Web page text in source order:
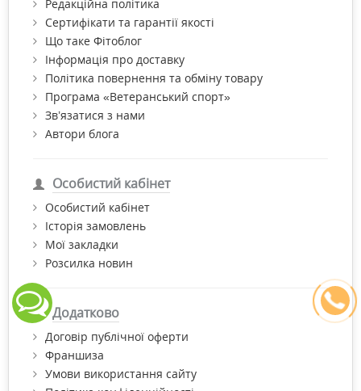
Редакційна політика
Сертифікати та гарантії якості
Що таке Фітоблог
Інформація про доставку
Політика повернення та обміну товару
Програма «Ветеранський спорт»
Зв’язатися з нами
Автори блога
Особистий кабінет
Особистий кабінет
Історія замовлень
Мої закладки
Розсилка новин
Додатково
Договір публічної оферти
Франшиза
Умови використання сайту